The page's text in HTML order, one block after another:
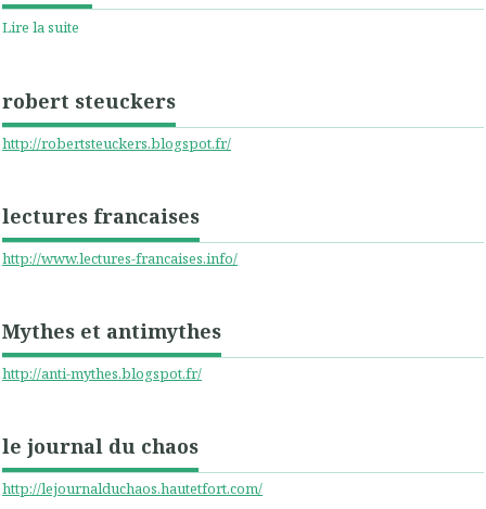
Lire la suite
robert steuckers
http://robertsteuckers.blogspot.fr/
lectures francaises
http://www.lectures-francaises.info/
Mythes et antimythes
http://anti-mythes.blogspot.fr/
le journal du chaos
http://lejournalduchaos.hautetfort.com/